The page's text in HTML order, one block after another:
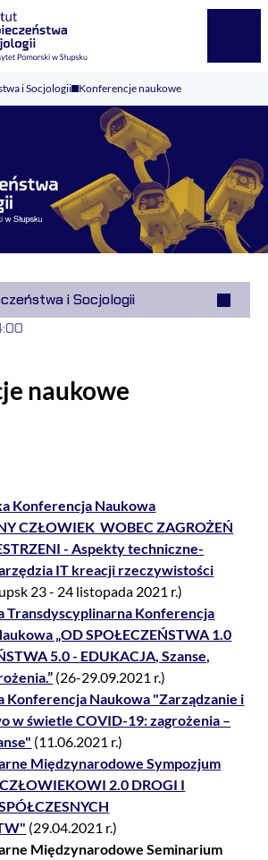
i Socjologii Konferencje naukowe
i Socjologii
naukowe
Konferencja Naukowa
CZŁOWIEK WOBEC ZAGROŻEŃ
- Aspekty techniczne-
IT kreacji rzeczywistości
23 - 24 listopada 2021 r.)
Transdyscyplinarna Konferencja
„OD SPOŁECZEŃSTWA 1.0
5.0 - EDUKACJA, Szanse,
(26-29.09.2021 r.)
Konferencja Naukowa "Zarządzanie i
w świetle COVID-19: zagrożenia –
(11.06.2021 r.)
Międzynarodowe Sympozjum
2.0 DROGI I
(29.04.2021 r.)
Międzynarodowe Seminarium